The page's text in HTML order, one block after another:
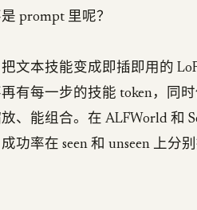
prompt 里呢？
文本技能变成即插即用的
有每一步的技能 token，同
、能组合。在 ALFWorld 和
功率在 seen 和 unseen 上分